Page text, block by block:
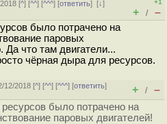
[^] [^^] [^^^] [ответить][↓]
+1
+ / –
было потрачено на
паровых
Да что там двигатели...
чёрная дыра для ресурсов.
12/2018 [^] [^^] [^^^] [ответить]
+ / –
было потрачено на
паровых двигателей!